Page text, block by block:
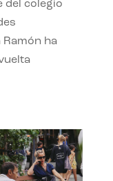
del colegio
ha